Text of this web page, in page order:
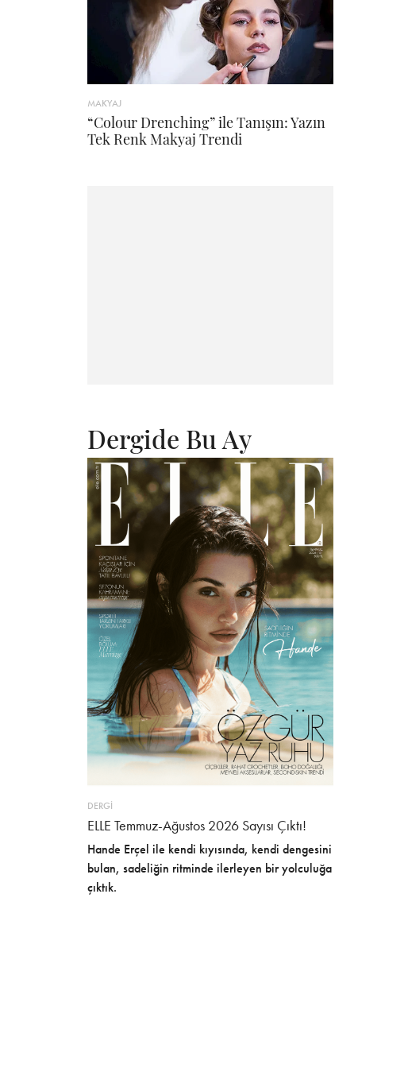
MAKYAJ
“Colour Drenching” ile Tanışın: Yazın
Tek Renk Makyaj Trendi
Dergide Bu Ay
DERGİ
ELLE Temmuz-Ağustos 2026 Sayısı Çıktı!
Hande Erçel ile kendi kıyısında, kendi dengesini
bulan, sadeliğin ritminde ilerleyen bir yolculuğa
çıktık.